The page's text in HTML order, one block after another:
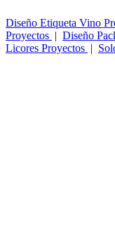
Diseño Etiqueta Vino
Proyectos | Diseño
Licores Proyectos |